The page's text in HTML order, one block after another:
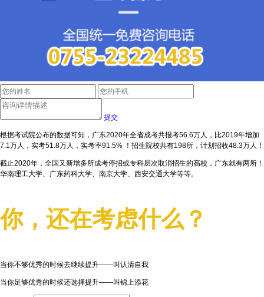
提交
根据考试院公布的数据可知，广东2020年全省成考共报考56.6万人，比2019年增加
7.1万人，实考51.8万人，实考率91.5% ！招生院校共有198所，计划招收48.3万人！
截止2020年，全国又新增多所成考停招或专科层次取消招生的高校，广东就有两所！
华南理工大学、广东药科大学、南京大学、西安交通大学等等。
你，还在考虑什么？
当你不够优秀的时候去继续提升——叫认清自我
当你足够优秀的时候还选择提升——叫锦上添花